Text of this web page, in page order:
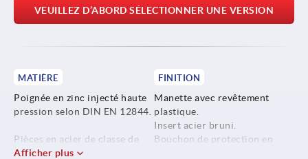
VEUILLEZ D’ABORD SÉLECTIONNER UNE VERSION
MATIÈRE
Poignée en zinc injecté haute
pression selon DIN EN 12844.
Pièces en acier de classe de
résistance 5.8.
FINITION
Manette avec revêtement
plastique.
Insert acier bruni.
Bouchon de protection en
Afficher plus